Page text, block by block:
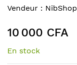
to
end
of
the
Skip
the
beginning
of
Vendeur : NibShop
10 000 CFA
En stock